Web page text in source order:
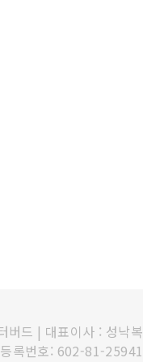
버드 | 대표이사 : 성낙복
록번호: 602-81-25941